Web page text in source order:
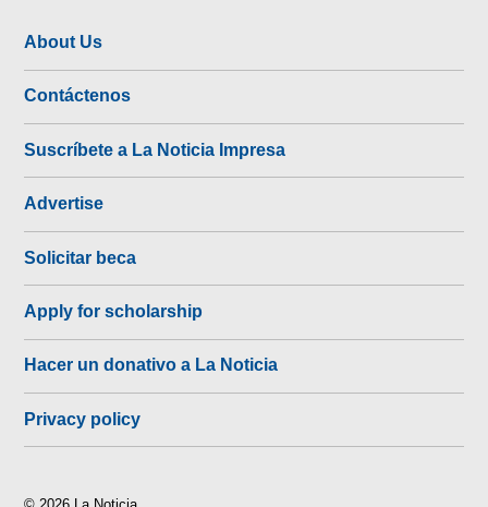
About Us
Contáctenos
Suscríbete a La Noticia Impresa
Advertise
Solicitar beca
Apply for scholarship
Hacer un donativo a La Noticia
Privacy policy